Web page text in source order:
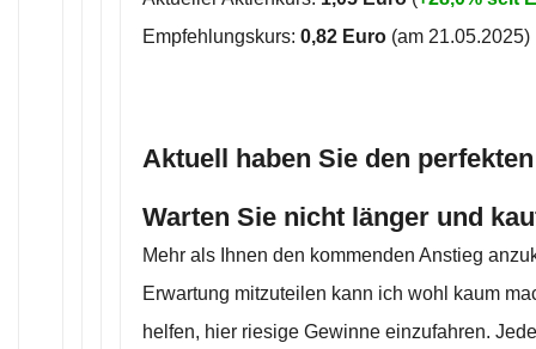
Empfehlungskurs: 0,82 Euro (am 21.05.2025)
Aktuell haben Sie den
Warten Sie nicht länger und
Mehr als Ihnen den kommenden Anstieg
Erwartung mitzuteilen kann ich wohl kaum
helfen, hier riesige Gewinne einzufahren.